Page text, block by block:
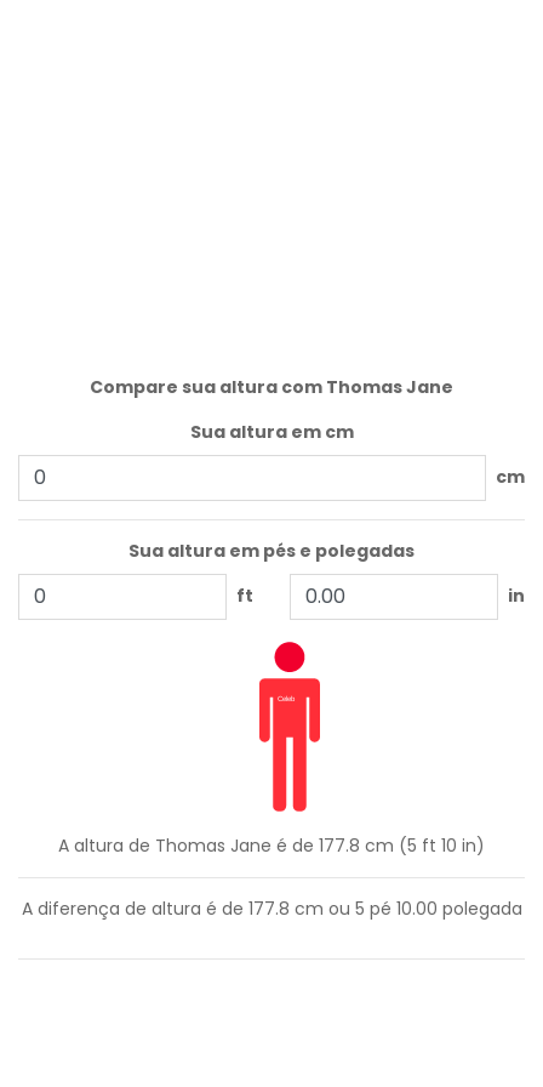
Compare sua altura com Thomas Jane
Sua altura em cm
cm
Sua altura em pés e polegadas
ft
in
A altura de Thomas Jane é de 177.8 cm (5 ft 10 in)
A diferença de altura é de 177.8 cm ou 5 pé 10.00 polegada